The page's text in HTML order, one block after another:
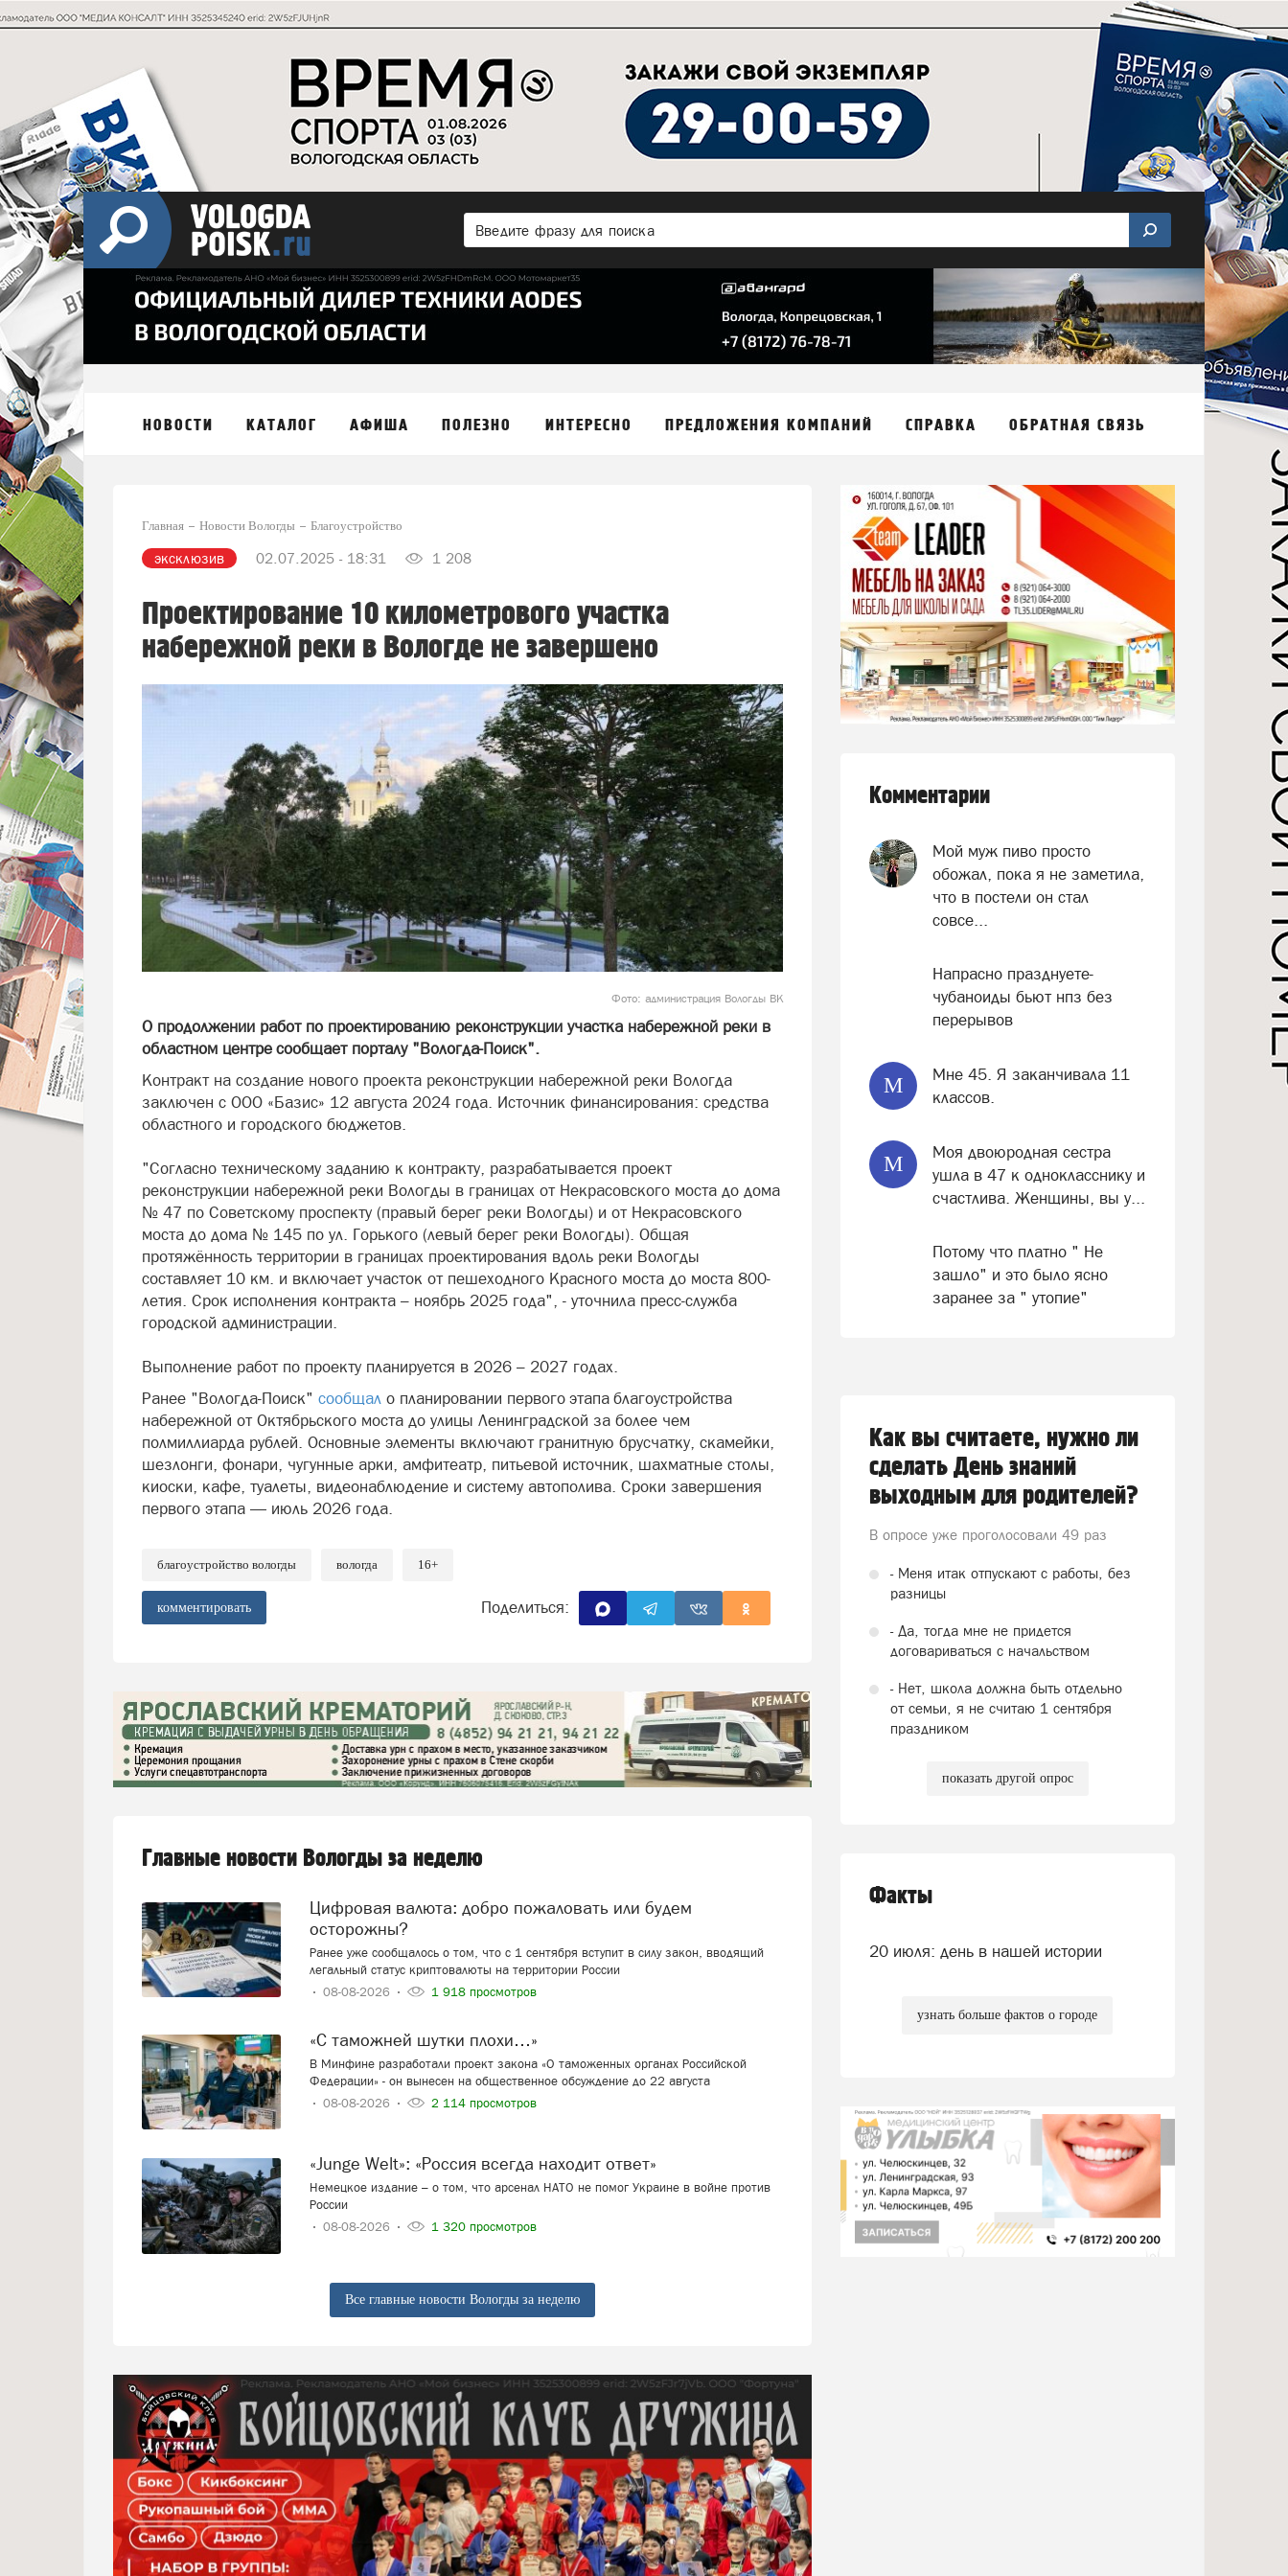
НОВОСТИ КАТАЛОГ АФИША ПОЛЕЗНО ИНТЕРЕСНО ПРЕДЛОЖЕНИЯ КОМПАНИЙ СПРАВКА ОБРАТНАЯ СВЯЗЬ
Главная Новости Вологды Благоустройство
эксклюзив 02.07.2025 - 18:31 1 208
Проектирование 10 километрового участка
набережной реки в Вологде не завершено
Фото: администрация Вологды ВК
О продолжении работ по проектированию реконструкции участка набережной реки в
областном центре сообщает порталу "Вологда-Поиск".
Контракт на создание нового проекта реконструкции набережной реки Вологда
заключен с ООО «Базис» 12 августа 2024 года. Источник финансирования: средства
областного и городского бюджетов.
"Согласно техническому заданию к контракту, разрабатывается проект
реконструкции набережной реки Вологды в границах от Некрасовского моста до дома
№ 47 по Советскому проспекту (правый берег реки Вологды) и от Некрасовского
моста до дома № 145 по ул. Горького (левый берег реки Вологды). Общая
протяжённость территории в границах проектирования вдоль реки Вологды
составляет 10 км. и включает участок от пешеходного Красного моста до моста 800-
летия. Срок исполнения контракта – ноябрь 2025 года", - уточнила пресс-служба
городской администрации.
Выполнение работ по проекту планируется в 2026 – 2027 годах.
Ранее "Вологда-Поиск" сообщал о планировании первого этапа благоустройства
набережной от Октябрьского моста до улицы Ленинградской за более чем
полмиллиарда рублей. Основные элементы включают гранитную брусчатку, скамейки,
шезлонги, фонари, чугунные арки, амфитеатр, питьевой источник, шахматные столы,
киоски, кафе, туалеты, видеонаблюдение и систему автополива. Сроки завершения
первого этапа — июль 2026 года.
благоустройство вологды вологда 16+
комментировать Поделиться:
Главные новости Вологды за неделю
Цифровая валюта: добро пожаловать или будем
осторожны?
Ранее уже сообщалось о том, что с 1 сентября вступит в силу закон, вводящий
легальный статус криптовалюты на территории России
08-08-2026
1 918 просмотров
«С таможней шутки плохи…»
В Минфине разработали проект закона «О таможенных органах Российской
Федерации» - он вынесен на общественное обсуждение до 22 августа
08-08-2026
2 114 просмотров
«Junge Welt»: «Россия всегда находит ответ»
Немецкое издание – о том, что арсенал НАТО не помог Украине в войне против
России
08-08-2026
1 320 просмотров
Все главные новости Вологды за неделю
Комментарии
Мой муж пиво просто
обожал, пока я не заметила,
что в постели он стал
совсе...
Напрасно празднуете-
чубаноиды бьют нпз без
перерывов
М
Мне 45. Я заканчивала 11
классов.
М
Моя двоюродная сестра
ушла в 47 к однокласснику и
счастлива. Женщины, вы у...
Потому что платно " Не
зашло" и это было ясно
заранее за " утопие"
Как вы считаете, нужно ли
сделать День знаний
выходным для родителей?
В опросе уже проголосовали 49 раз
- Меня итак отпускают с работы, без
разницы
- Да, тогда мне не придется
договариваться с начальством
- Нет, школа должна быть отдельно
от семьи, я не считаю 1 сентября
праздником
показать другой опрос
Факты
20 июля: день в нашей истории
узнать больше фактов о городе